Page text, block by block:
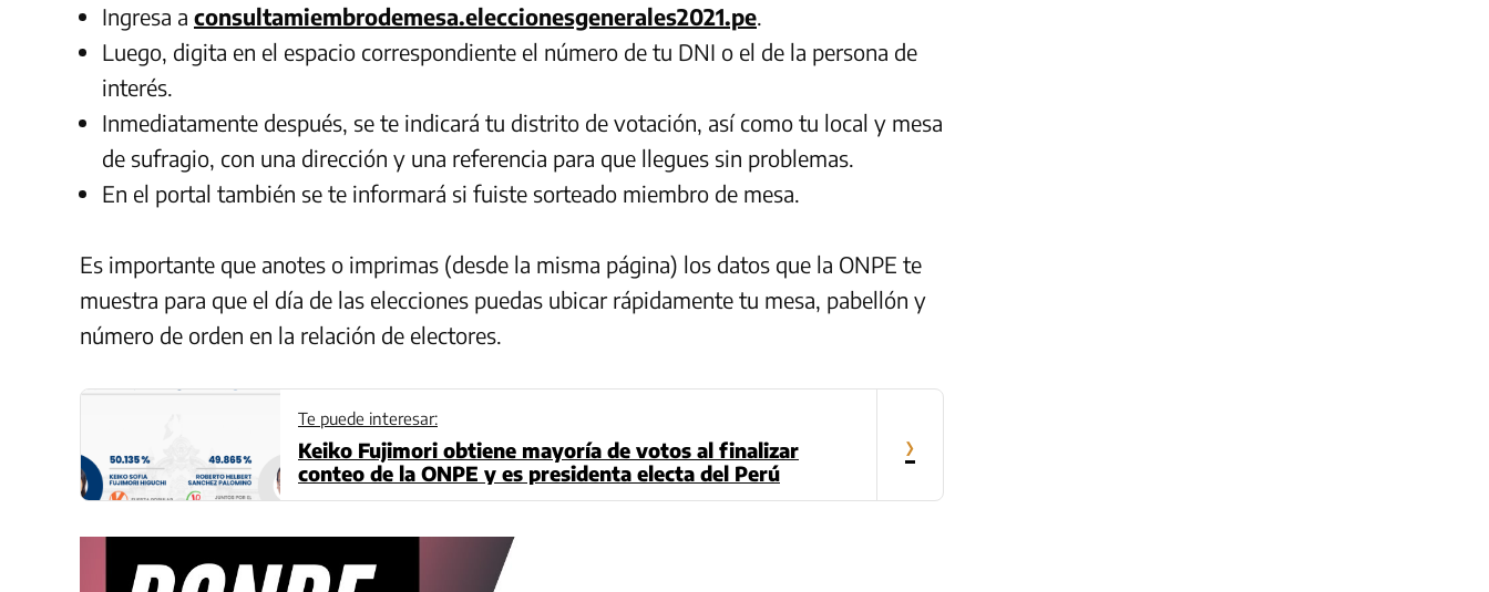
Ingresa a consultamiembrodemesa.eleccionesgenerales2021.pe.
Luego, digita en el espacio correspondiente el número de tu DNI o el de la persona de
interés.
Inmediatamente después, se te indicará tu distrito de votación, así como tu local y mesa
de sufragio, con una dirección y una referencia para que llegues sin problemas.
En el portal también se te informará si fuiste sorteado miembro de mesa.
Es importante que anotes o imprimas (desde la misma página) los datos que la ONPE te
muestra para que el día de las elecciones puedas ubicar rápidamente tu mesa, pabellón y
número de orden en la relación de electores.
Te puede interesar:
Keiko Fujimori obtiene mayoría de votos al finalizar
conteo de la ONPE y es presidenta electa del Perú
›